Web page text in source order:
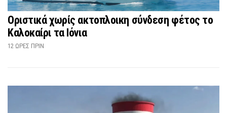
Οριστικά χωρίς ακτοπλοικη σύνδεση φέτος το
Καλοκαίρι τα Ιόνια
12 ΏΡΕΣ ΠΡΙΝ